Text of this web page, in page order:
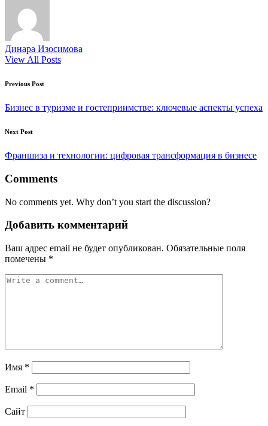
Динара Изосимова
View All Posts
Post
navigation
Previous Post
Бизнес в туризме и гостеприимстве: ключевые аспекты успеха
Next Post
Франшиза и технологии: цифровая трансформация в бизнесе
Comments
No comments yet. Why don’t you start the discussion?
Добавить комментарий
Ваш адрес email не будет опубликован. Обязательные поля
помечены *
Имя *
Email *
Сайт